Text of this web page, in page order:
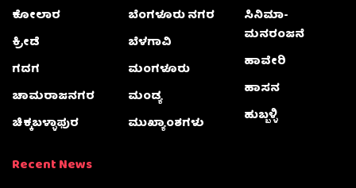
ಕೋಲಾರ
ಕ್ರೀಡೆ
ಗದಗ
ಚಾಮರಾಜನಗರ
ಚಿಕ್ಕಬಳ್ಳಾಫುರ
ಬೆಂಗಳೂರು ನಗರ
ಬೆಳಗಾವಿ
ಮಂಗಳೂರು
ಮಂಡ್ಯ
ಮುಖ್ಯಾಂಶಗಳು
ಸಿನಿಮಾ-
ಮನರಂಜನೆ
ಹಾವೇರಿ
ಹಾಸನ
ಹುಬ್ಬಳ್ಳಿ
Recent News